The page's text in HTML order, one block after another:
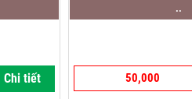
Chi tiết
..
50,000